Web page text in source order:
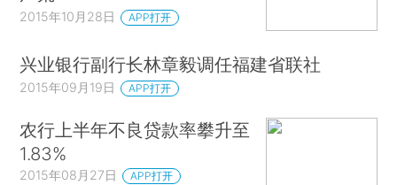
2015年10月28日 APP打开
兴业银行副行长林章毅调任福建省联社
2015年09月19日 APP打开
农行上半年不良贷款率攀升至
1.83%
2015年08月27日 APP打开